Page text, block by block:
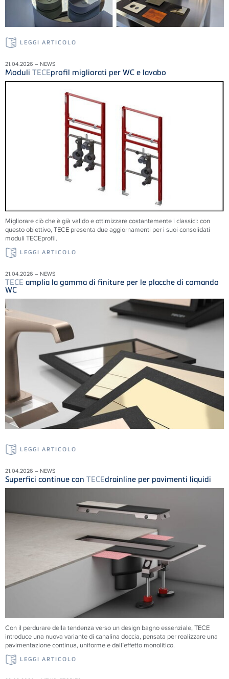
LEGGI ARTICOLO
21.04.2026 – NEWS
Moduli TECEprofil migliorati per WC e lavabo
Migliorare ciò che è già valido e ottimizzare costantemente i classici: con
questo obiettivo, TECE presenta due aggiornamenti per i suoi consolidati
moduli TECEprofil.
LEGGI ARTICOLO
21.04.2026 – NEWS
TECE amplia la gamma di finiture per le placche di comando
WC
LEGGI ARTICOLO
21.04.2026 – NEWS
Superfici continue con TECEdrainline per pavimenti liquidi
Con il perdurare della tendenza verso un design bagno essenziale, TECE
introduce una nuova variante di canalina doccia, pensata per realizzare una
pavimentazione continua, uniforme e dall’effetto monolitico.
LEGGI ARTICOLO